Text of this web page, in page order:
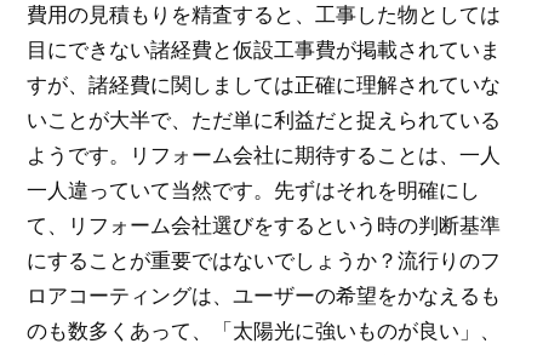
費用の見積もりを精査すると、工事した物としては
目にできない諸経費と仮設工事費が掲載されていま
すが、諸経費に関しましては正確に理解されていな
いことが大半で、ただ単に利益だと捉えられている
ようです。リフォーム会社に期待することは、一人
一人違っていて当然です。先ずはそれを明確にし
て、リフォーム会社選びをするという時の判断基準
にすることが重要ではないでしょうか？流行りのフ
ロアコーティングは、ユーザーの希望をかなえるも
のも数多くあって、「太陽光に強いものが良い」、